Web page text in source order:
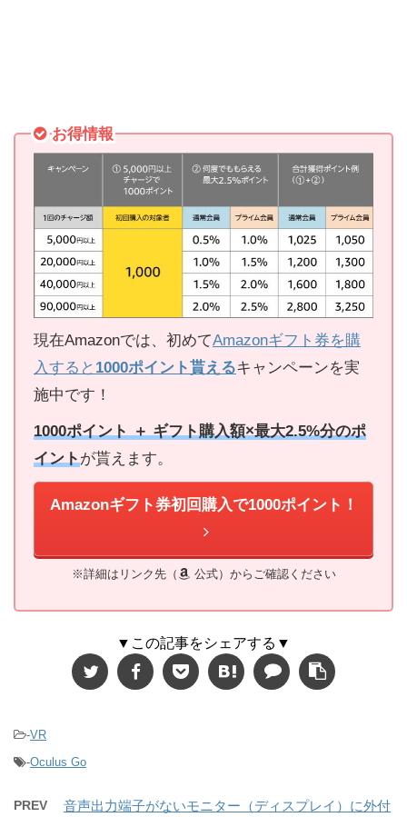
お得情報
現在Amazonでは、初めてAmazonギフト券を購
入すると 1000ポイント貰えるキャンペーンを実
施中です！
1000ポイント ＋ ギフト購入額×最大2.5%分のポ
イントが貰えます。
Amazonギフト券初回購入で1000ポイント！
※詳細はリンク先（ 公式）からご確認ください
▼この記事をシェアする▼
-VR
-Oculus Go
PREV
音声出力端子がないモニター（ディスプレイ）に外付